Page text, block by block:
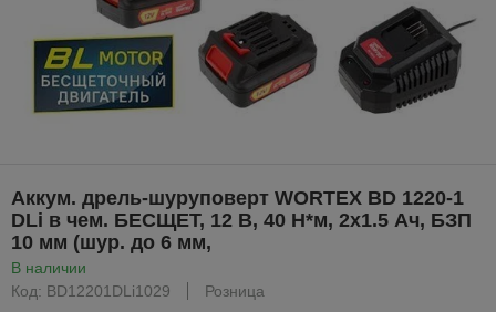
Аккум. дрель-шуруповерт WORTEX BD 1220-1
DLi в чем. БЕСЩЕТ, 12 В, 40 Н*м, 2х1.5 Ач, БЗП
10 мм (шур. до 6 мм,
В наличии
Код: BD12201DLi1029
Розница